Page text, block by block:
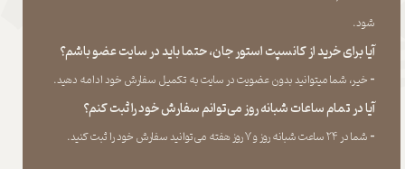
‏شود.​​​​​​​
آیا برای خرید از کانسپت استور جان، حتما باید در سایت عضو باشم؟
​​​​​​​- خیر، شما میتوانید بدون عضویت در سایت به تکمیل سفارش خود ادامه دهید.​​​​​​​
آیا در تمام ساعات شبانه روز می‌توانم سفارش خود را ثبت کنم؟
​​​​​​​​​​​​​​- شما در ۲۴ ساعت شبانه روز و ۷ روز هفته می‌‏توانید سفارش خود را ثبت کنید.